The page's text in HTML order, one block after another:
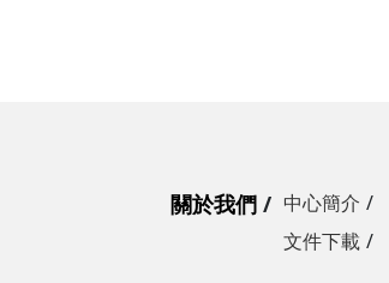
關於我們 中心簡介
文件下載